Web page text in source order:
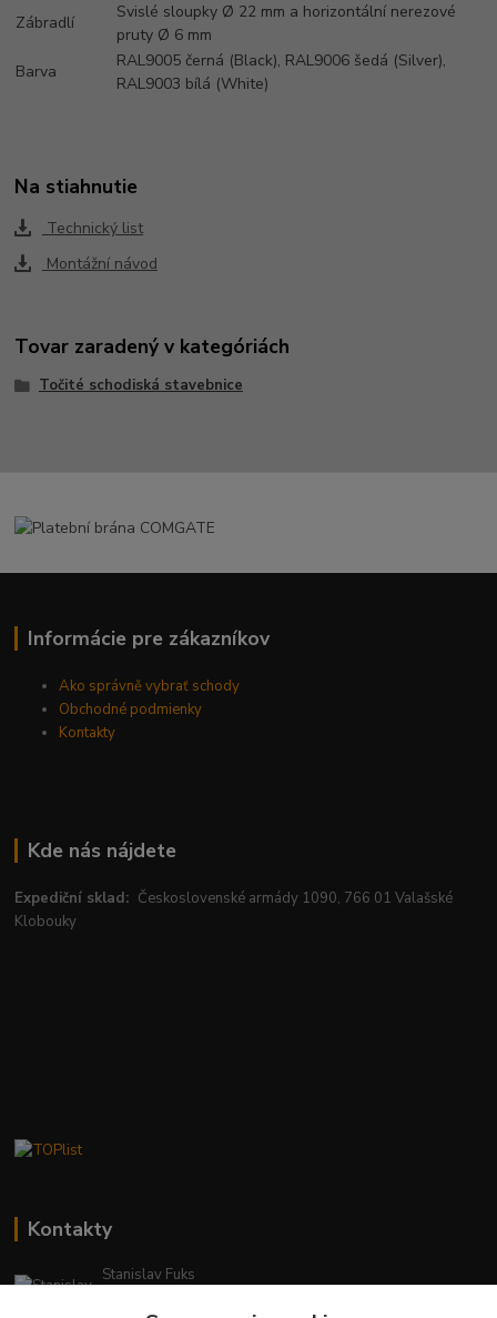
Zábradlí
Svislé sloupky Ø 22 mm a horizontální nerezové
pruty Ø 6 mm
Barva
RAL9005 černá (Black), RAL9006 šedá (Silver),
RAL9003 bílá (White)
Na stiahnutie
Technický list
Montážní návod
Tovar zaradený v kategóriách
Točité schodiská stavebnice
Informácie pre zákazníkov
Ako správně vybrať schody
Obchodné podmienky
Kontakty
Kde nás nájdete
Expediční sklad: Československé armády 1090, 766 01 Valašské
Klobouky
Kontakty
Stanislav Fuks